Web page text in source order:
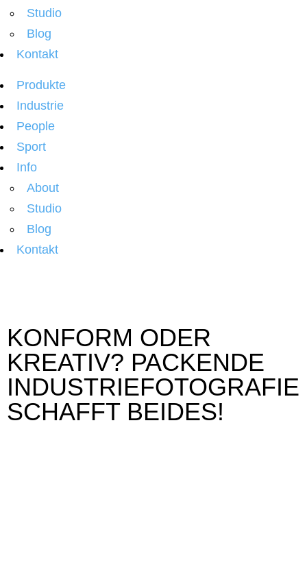
Studio
Blog
Kontakt
Produkte
Industrie
People
Sport
Info
About
Studio
Blog
Kontakt
KONFORM ODER
KREATIV? PACKENDE
INDUSTRIEFOTOGRAFIE
SCHAFFT BEIDES!